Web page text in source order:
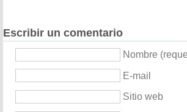
Escribir un comentario
Nombre
E-mail
Sitio web